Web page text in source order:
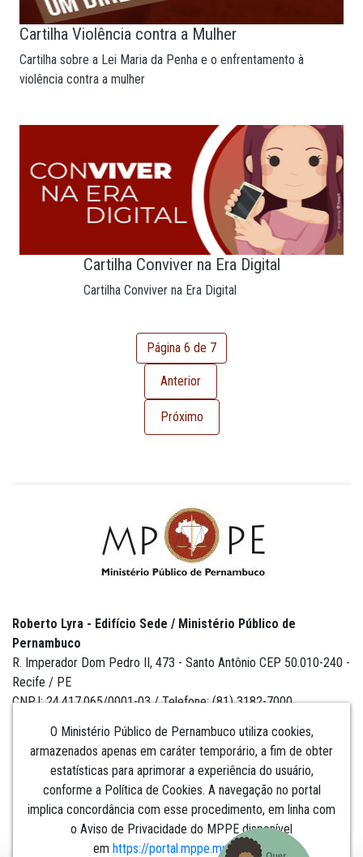
Cartilha Violência contra a Mulher
Cartilha sobre a Lei Maria da Penha e o enfrentamento à
violência contra a mulher
Cartilha Conviver na Era Digital
Cartilha Conviver na Era Digital
Página 6 de 7
Anterior
Próximo
O Ministério Público de Pernambuco utiliza cookies,
armazenados apenas em caráter temporário, a fim de obter
estatísticas para aprimorar a experiência do usuário,
conforme a Política de Cookies. A navegação no portal
implica concordância com esse procedimento, em linha com
o Aviso de Privacidade do MPPE disponível
em https://portal.mppe.mp.br/lgpd.​​​​​​​
Roberto Lyra - Edifício Sede / Ministério Público de
Pernambuco
R. Imperador Dom Pedro II, 473 - Santo Antônio CEP 50.010-240 -
Recife / PE
CNPJ: 24.417.065/0001-03 / Telefone: (81) 3182-7000
Institucional
Comunicação